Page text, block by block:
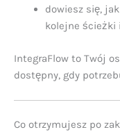
dowiesz się,
kolejne ścieżki
IntegraFlow to Twój
dostępny, gdy
Co otrzymujesz po